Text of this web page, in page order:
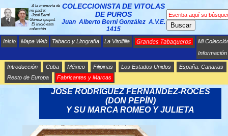
A la memoria de
mi padre:
José Berni
Gómez q.e.p.d.
El inició esta
colección
COLECCIONISTA DE VITOLAS
DE PUROS
Juan Alberto Berni González A.V.E.
1415
Buscar
Inicio Mapa Web Tabaco y Litografía La Vitolfilia
Mi
Información
Introducción Cuba México Filipinas Los Estados Unidos
España. Canarias
Resto de Europa
Fabricantes y Marcas
JOSÉ RODRÍGUEZ FERNANDEZ-ROCES
(DON PEPÍN)
Y SU MARCA ROMEO Y JULIETA